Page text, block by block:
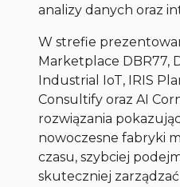
analizy danych oraz
W strefie
Marketplace DBR77,
Industrial IoT, IRIS
Consultify oraz AI
rozwiązania
nowoczesne fabryki
czasu, szybciej
skuteczniej